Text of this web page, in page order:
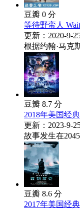
豆瓣 0 分
等待野蛮人
更新：2020-9-
根据约翰·马克
豆瓣 8.7 分
2018年美国经
更新：2023-9-
故事发生在
豆瓣 8.6 分
2017年美国经